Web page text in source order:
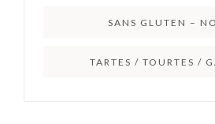
SANS GLUTEN –
TARTES / TOURTES /